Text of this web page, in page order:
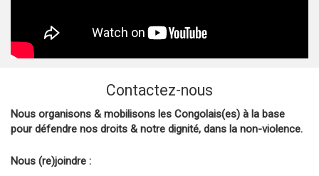
Contactez-nous
Nous organisons & mobilisons les Congolais(es) à la base
pour défendre nos droits & notre dignité, dans la non-violence.
Nous (re)joindre :